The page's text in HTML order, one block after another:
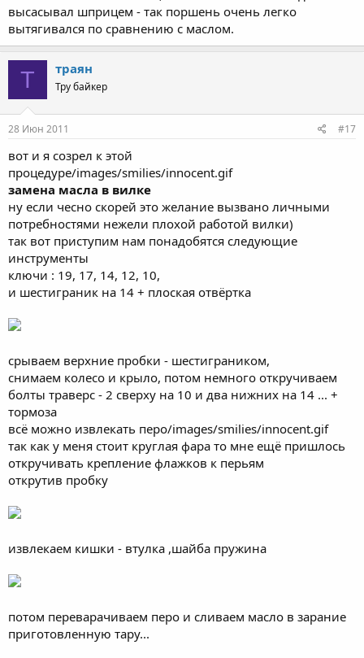
высасывал шприцем - так поршень очень легко
вытягивался по сравнению с маслом.
Т траян
Тру байкер
28 Июн 2011 #17
вот и я созрел к этой
процедуре/images/smilies/innocent.gif
замена масла в вилке
ну если чесно скорей это желание вызвано личными
потребностями нежели плохой работой вилки)
так вот приступим нам понадобятся следующие
инструменты
ключи : 19, 17, 14, 12, 10,
и шестиграник на 14 + плоская отвёртка
срываем верхние пробки - шестиграником,
снимаем колесо и крыло, потом немного откручиваем
болты траверс - 2 сверху на 10 и два нижних на 14 ... +
тормоза
всё можно извлекать перо/images/smilies/innocent.gif
так как у меня стоит круглая фара то мне ещё пришлось
откручивать крепление флажков к перьям
открутив пробку
извлекаем кишки - втулка ,шайба пружина
потом переварачиваем перо и сливаем масло в зарание
приготовленную тару...